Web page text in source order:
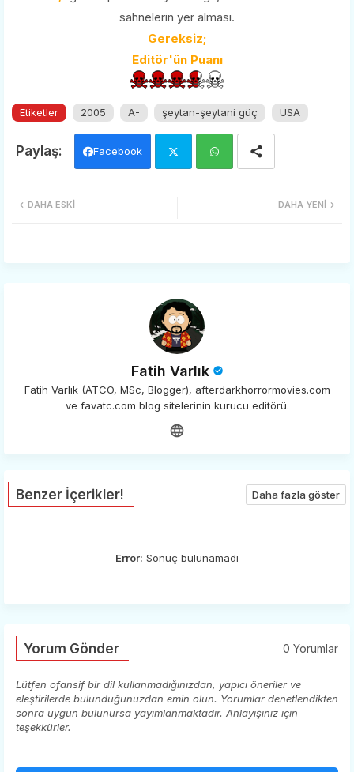
sahnelerin yer alması.
Gereksiz;
Editör'ün Puanı
Etiketler 2005 A- şeytan-şeytani güç USA
Facebook
DAHA YENI
DAHA ESKI
Fatih Varlık
Fatih Varlık (ATCO, MSc, Blogger), afterdarkhorrormovies.com
ve favatc.com blog sitelerinin kurucu editörü.
Benzer İçerikler! Daha fazla göster
Error: Sonuç bulunamadı
Yorum Gönder 0 Yorumlar
Lütfen ofansif bir dil kullanmadığınızdan, yapıcı öneriler ve
eleştirilerde bulunduğunuzdan emin olun. Yorumlar denetlendikten
sonra uygun bulunursa yayımlanmaktadır. Anlayışınız için
teşekkürler.